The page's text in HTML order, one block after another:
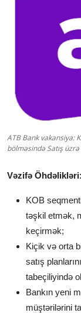
ATB Bank vakansiya:
bölməsində Satış
Vəzifə Öhdəlikləri:
KOB
təşkil etmək,
keçirmək;
Kiçik və orta
satış
tabeçiliyində
Bankın yeni
müştərilərini